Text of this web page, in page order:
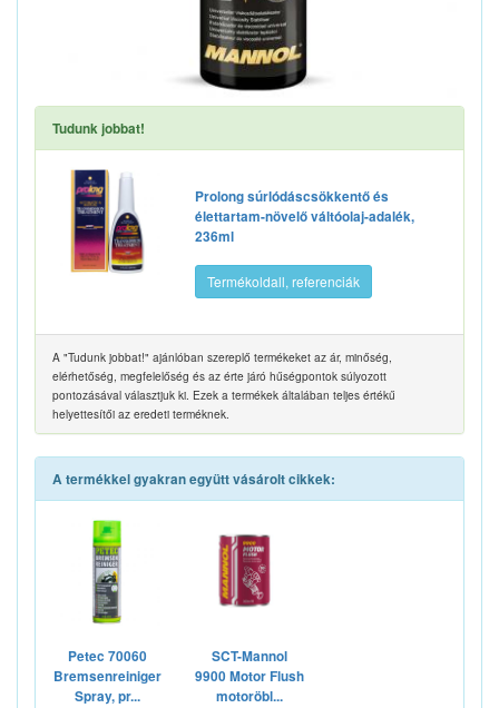
Tudunk jobbat!
Prolong súrlódáscsökkentő és
élettartam-növelő váltóolaj-adalék,
236ml
Termékoldall, referenciák
A "Tudunk jobbat!" ajánlóban szereplő termékeket az ár, minőség,
elérhetőség, megfelelőség és az érte járó hűségpontok súlyozott
pontozásával választjuk ki. Ezek a termékek általában teljes értékű
helyettesítői az eredeti terméknek.
A termékkel gyakran együtt vásárolt cikkek:
Petec 70060
Bremsenreiniger
Spray, pr...
SCT-Mannol
9900 Motor Flush
motoröbl...